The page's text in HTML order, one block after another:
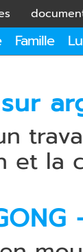
Famille
et la